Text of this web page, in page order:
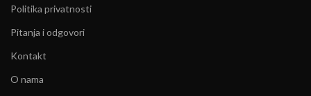
Politika privatnosti
Pitanja i odgovori
Kontakt
O nama